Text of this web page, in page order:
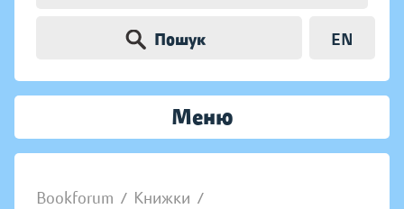
Пошук EN
Меню
Bookforum / Книжки /